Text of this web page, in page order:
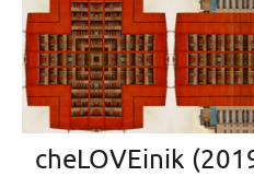
cheLOVEinik